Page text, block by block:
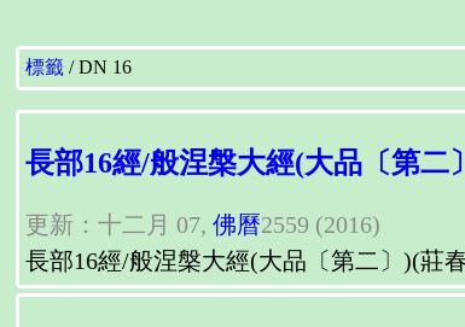
標籤 DN 16
長部16經/般涅槃大經(大品〔第
更新：十二月 07, 佛曆2559 (2016)
長部16經/般涅槃大經(大品〔第二〕)(莊